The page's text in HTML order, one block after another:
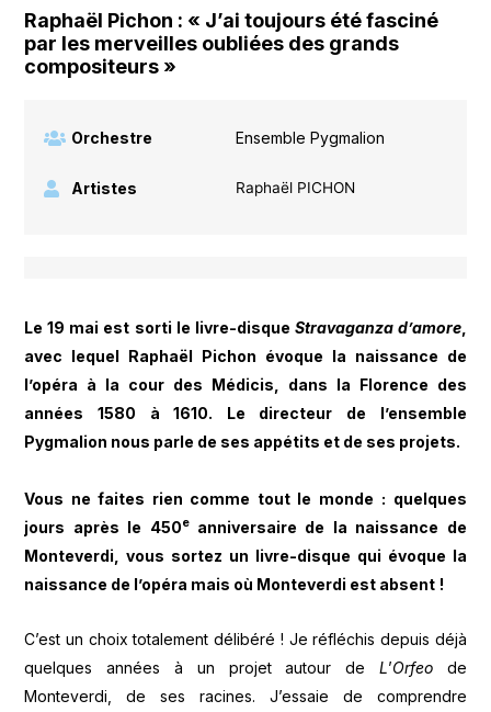
Raphaël Pichon : « J’ai toujours été fasciné
par les merveilles oubliées des grands
compositeurs »
Orchestre Ensemble Pygmalion
Artistes Raphaël PICHON
Le 19 mai est sorti le livre-disque Stravaganza d’amore,
avec lequel Raphaël Pichon évoque la naissance de
l’opéra à la cour des Médicis, dans la Florence des
années 1580 à 1610. Le directeur de l’ensemble
Pygmalion nous parle de ses appétits et de ses projets.
Vous ne faites rien comme tout le monde : quelques
jours après le 450eanniversaire de la naissance de
Monteverdi, vous sortez un livre-disque qui évoque la
naissance de l’opéra mais où Monteverdi est absent !
C’est un choix totalement délibéré ! Je réfléchis depuis déjà
quelques années à un projet autour de L’Orfeode
Monteverdi, de ses racines. J’essaie de comprendre